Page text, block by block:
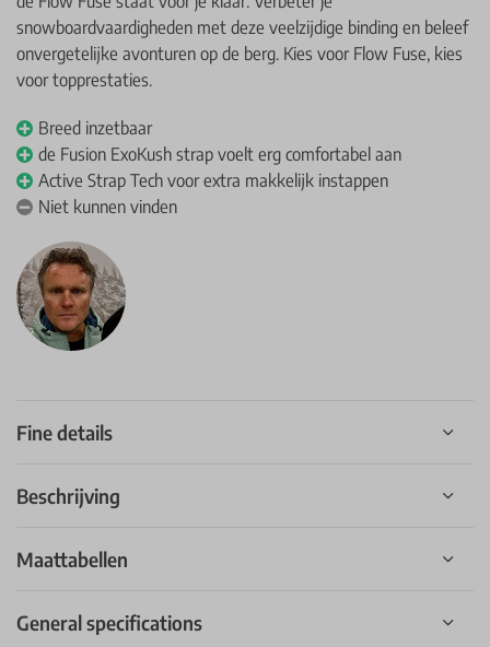
snowboardvaardigheden met deze veelzijdige binding en beleef
onvergetelijke avonturen op de berg. Kies voor Flow Fuse, kies
voor topprestaties.
Breed inzetbaar
de Fusion ExoKush strap voelt erg comfortabel aan
Active Strap Tech voor extra makkelijk instappen
Niet kunnen vinden
Fine details
Beschrijving
Maattabellen
General specifications